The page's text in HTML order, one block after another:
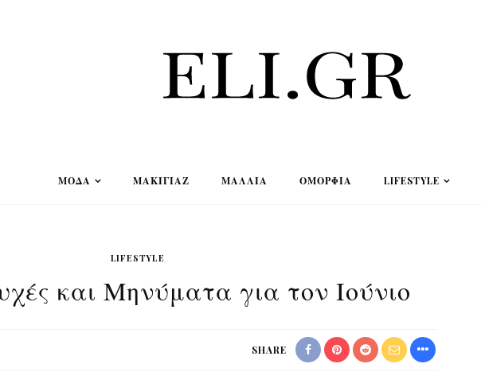
ΜΟΔΑ ΜΑΚΙΓΙΆΖ ΜΑΛΛΙΆ ΟΜΟΡΦΙΆ LIFESTYLE
LIFESTYLE
και Μηνύματα για τον Ιούνιο
SHARE